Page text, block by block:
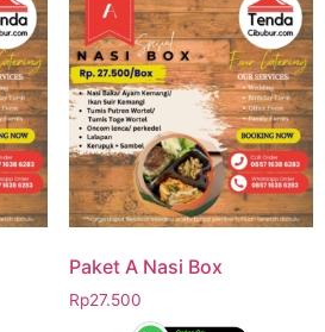
Paket A Nasi Box
Rp27.500